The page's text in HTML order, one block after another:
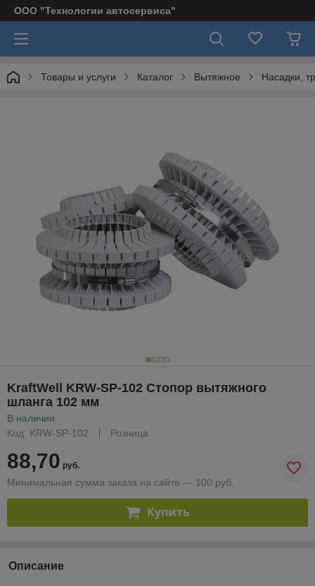
ООО "Технологии автосервиса"
Товары и услуги Каталог Вытяжное Насадки,
KraftWell KRW-SP-102 Стопор вытяжного
шланга 102 мм
В наличии
Код: KRW-SP-102
Розница
88,70 руб.
Минимальная сумма заказа на сайте — 100 руб.
Купить
Описание